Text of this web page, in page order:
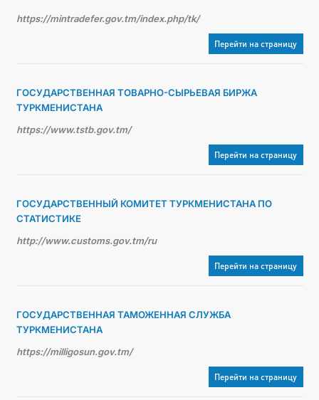
https://mintradefer.gov.tm/index.php/tk/
Перейти на страницу
ГОСУДАРСТВЕННАЯ ТОВАРНО-СЫРЬЕВАЯ БИРЖА
ТУРКМЕНИСТАНА
https://www.tstb.gov.tm/
Перейти на страницу
ГОСУДАРСТВЕННЫЙ КОМИТЕТ ТУРКМЕНИСТАНА ПО
СТАТИСТИКЕ
http://www.customs.gov.tm/ru
Перейти на страницу
ГОСУДАРСТВЕННАЯ ТАМОЖЕННАЯ СЛУЖБА
ТУРКМЕНИСТАНА
https://milligosun.gov.tm/
Перейти на страницу